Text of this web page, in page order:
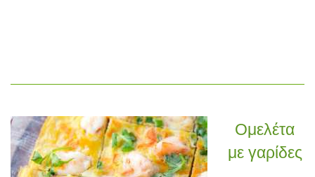
Ομελέτα
με γαρίδες